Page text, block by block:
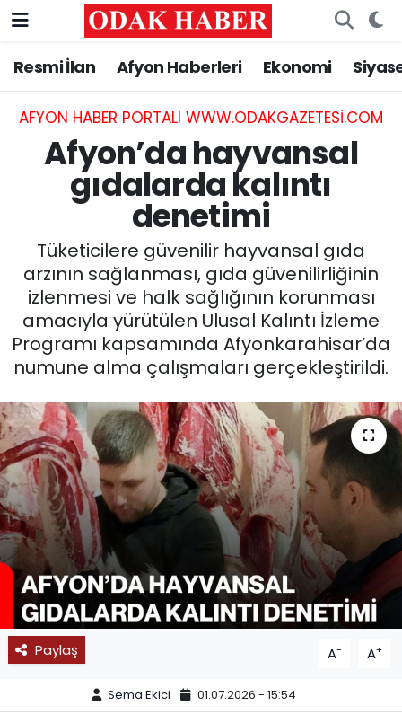
Resmi İlan Afyon Haberleri Ekonomi
AFYON HABER PORTALI WWW.ODAKGAZETESI.COM
Afyon’da hayvansal
gıdalarda kalıntı
denetimi
Tüketicilere güvenilir hayvansal gıda
arzının sağlanması, gıda güvenilirliğinin
izlenmesi ve halk sağlığının korunması
amacıyla yürütülen Ulusal Kalıntı İzleme
Programı kapsamında Afyonkarahisar’da
numune alma çalışmaları gerçekleştirildi.
Paylaş A- A+
Sema Ekici 01.07.2026 - 15:54
AFYONKARAHİSAR HABERLERİ
Resmi İlan
ASAYİŞ
GÜNCEL
SİYASET
EĞİTİM
MAGAZİN
SPOR
11:11 MANŞET
Nöbetçi Eczaneler
Hava Durumu
Trafik Durumu
Süper Lig Puan Durumu ve Fikstür
Tüm Manşetler
Son Dakika Haberleri
Haber Arşivi